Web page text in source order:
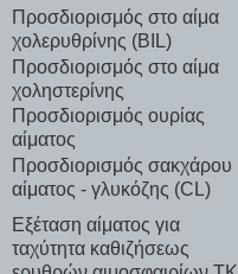
Προσδιορισμός στο αίμα
χολερυθρίνης (BIL)
Προσδιορισμός στο αίμα
χοληστερίνης
Προσδιορισμός ουρίας
αίματος
Προσδιορισμός σακχάρου
αίματος - γλυκόζης (CL)
Εξέταση αίματος για
ταχύτητα καθιζήσεως